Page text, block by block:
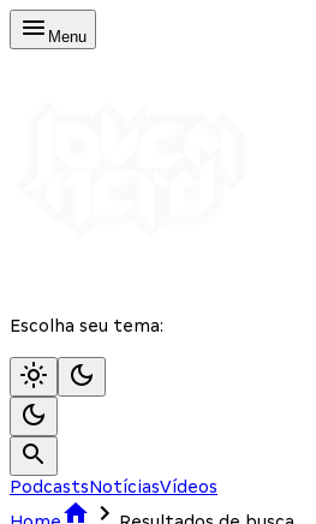
Menu
Escolha seu tema:
PodcastsNotíciasVídeos